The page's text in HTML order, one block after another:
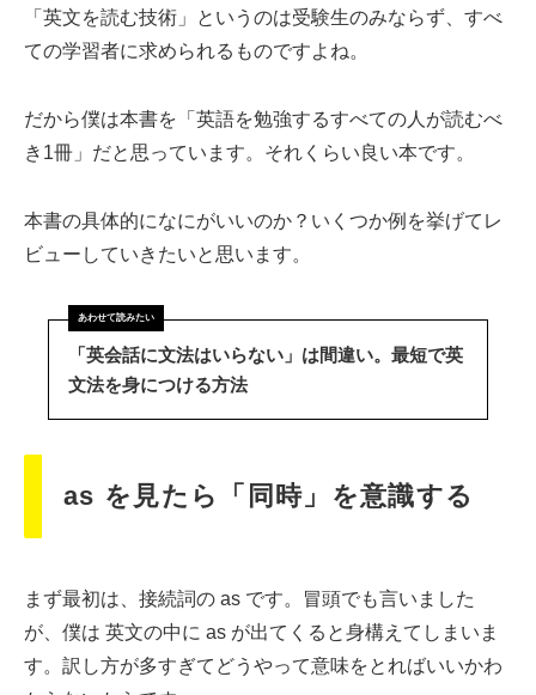
「英文を読む技術」というのは受験生のみならず、すべ
ての学習者に求められるものですよね。
だから僕は本書を「英語を勉強するすべての人が読むべ
き1冊」だと思っています。それくらい良い本です。
本書の具体的になにがいいのか？いくつか例を挙げてレ
ビューしていきたいと思います。
「英会話に文法はいらない」は間違い。最短で英
文法を身につける方法
as を見たら「同時」を意識する
まず最初は、接続詞の as です。冒頭でも言いました
が、僕は 英文の中に as が出てくると身構えてしまいま
す。訳し方が多すぎてどうやって意味をとればいいかわ